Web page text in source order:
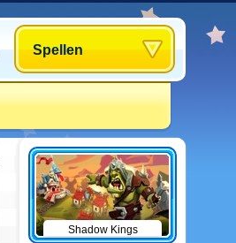
Spellen
Shadow Kings